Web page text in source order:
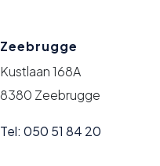
Zeebrugge
Kustlaan 168A
8380 Zeebrugge
Tel: 050 51 84 20